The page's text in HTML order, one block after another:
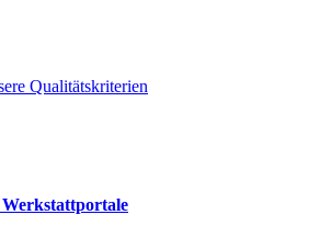
Qualitätskriterien